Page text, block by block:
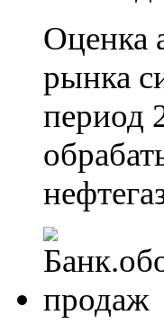
Оценка
рынка
период